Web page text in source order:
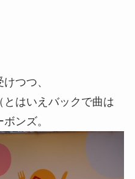
つつ、
はいえバックで曲は
ンズ。